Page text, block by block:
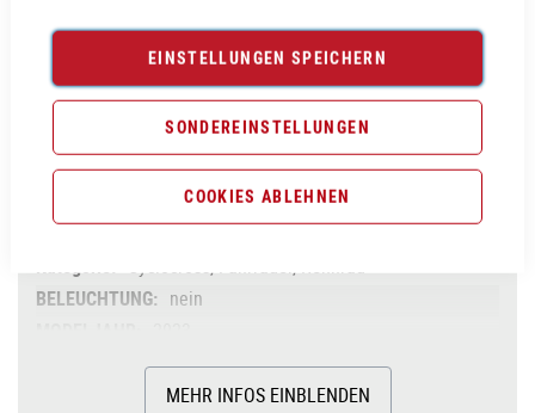
EINSTELLUNGEN SPEICHERN
SONDEREINSTELLUNGEN
COOKIES ABLEHNEN
PRODUKTINFORMATIONEN
Produktinformationen
6022449
liquidred´n´red
Cube
Cyclocross, Fahrräder, Rennrad
nein
Diamant
nein
MEHR INFOS EINBLENDEN